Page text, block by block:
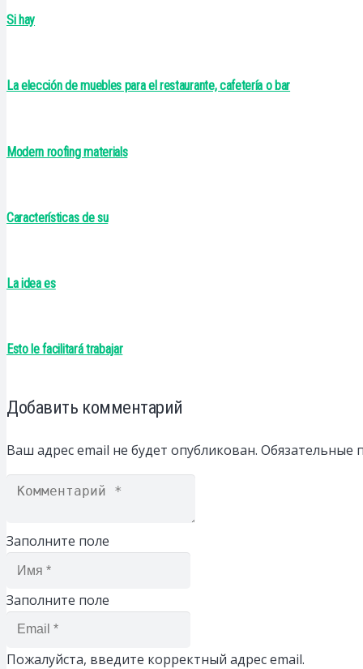
Si hay
La elección de muebles para el restaurante, cafetería o bar
Modern roofing materials
Características de su
La idea es
Esto le facilitará trabajar
Добавить комментарий
Ваш адрес email не будет опубликован. Обязательные
Заполните поле
Заполните поле
Пожалуйста, введите корректный адрес email.